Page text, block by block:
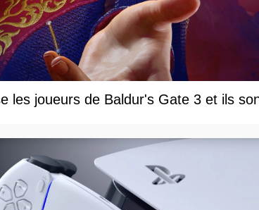
les joueurs de Baldur's Gate 3 et ils